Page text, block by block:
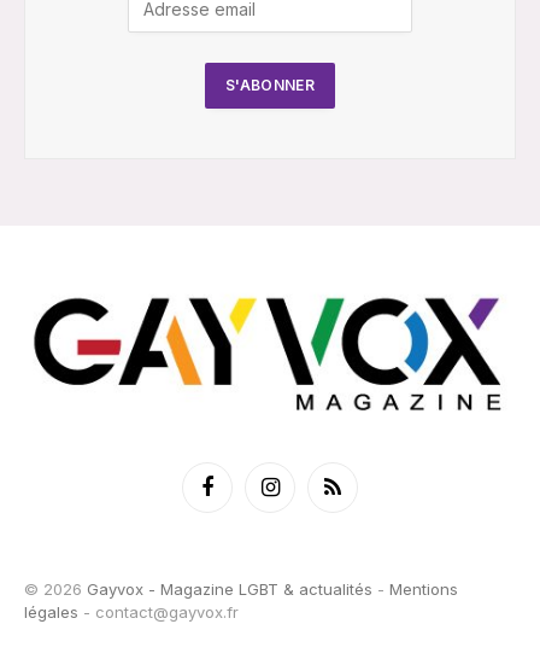
FacebookInstagramRSS
© 2026 Gayvox - Magazine LGBT & actualités - Mentions
légales - contact@gayvox.fr